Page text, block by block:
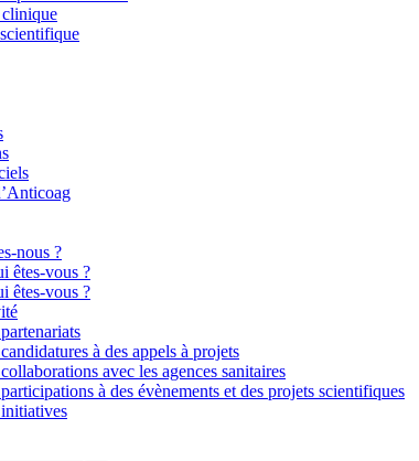
clinique
nous ?
êtes-vous ?
êtes-vous ?
à des appels à projets
avec les agences sanitaires
à des évènements et des projets scientifiques